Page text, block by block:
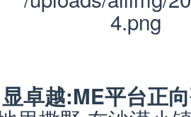
卓越:ME平台正